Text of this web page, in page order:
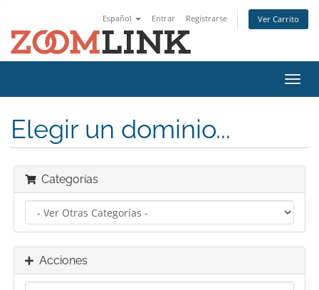
Español Entrar Registrarse Ver Carrito
Elegir un dominio...
Categorías
Acciones